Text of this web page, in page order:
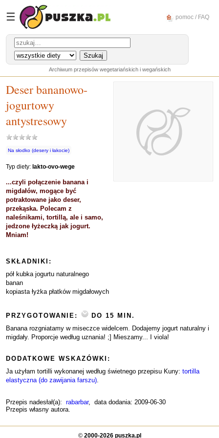
☰ pomoc / FAQ
Archiwum przepisów wegetariańskich i wegańskich
Deser bananowo-
jogurtowy
antystresowy
Na słodko (desery i łakocie)
Typ diety: lakto-ovo-wege
...czyli połączenie banana i
migdałów, mogące być
potraktowane jako deser,
przekąska. Polecam z
naleśnikami, tortillą, ale i samo,
jedzone łyżeczką jak jogurt.
Mniam!
SKŁADNIKI:
pół kubka jogurtu naturalnego
banan
kopiasta łyżka płatków migdałowych
PRZYGOTOWANIE:
DO 15 MIN.
Banana rozgniatamy w miseczce widelcem. Dodajemy jogurt naturalny i
migdały. Proporcje według uznania! ;] Mieszamy... I viola!
DODATKOWE WSKAZÓWKI:
Ja użyłam tortilli wykonanej według świetnego przepisu Kuny: tortilla
elastyczna (do zawijania farszu).
Przepis nadesłał(a): rabarbar, data dodania: 2009-06-30
Przepis własny autora.
© 2000-2026 puszka.pl